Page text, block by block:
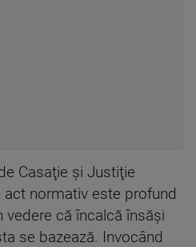
Casaţie şi Justiţie
normativ este profund
vedere că încalcă însăşi
se bazează. Invocând